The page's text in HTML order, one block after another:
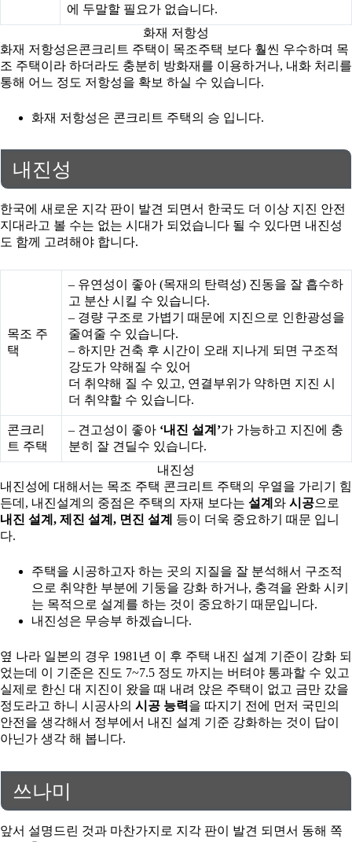
에 두말할 필요가 없습니다.
화재 저항성
화재 저항성은콘크리트 주택이 목조주택 보다 훨씬 우수하며 목
조 주택이라 하더라도 충분히 방화재를 이용하거나, 내화 처리를
통해 어느 정도 저항성을 확보 하실 수 있습니다.
화재 저항성은 콘크리트 주택의 승 입니다.
내진성
한국에 새로운 지각 판이 발견 되면서 한국도 더 이상 지진 안전
지대라고 볼 수는 없는 시대가 되었습니다 될 수 있다면 내진성
도 함께 고려해야 합니다.
목조 주
택
– 유연성이 좋아 (목재의 탄력성) 진동을 잘 흡수하
고 분산 시킬 수 있습니다.
– 경량 구조로 가볍기 때문에 지진으로 인한광성을
줄여줄 수 있습니다.
– 하지만 건축 후 시간이 오래 지나게 되면 구조적
강도가 약해질 수 있어
더 취약해 질 수 있고, 연결부위가 약하면 지진 시
더 취약할 수 있습니다.
콘크리
트 주택
– 견고성이 좋아 ‘내진 설계’가 가능하고 지진에 충
분히 잘 견딜수 있습니다.
내진성
내진성에 대해서는 목조 주택 콘크리트 주택의 우열을 가리기 힘
든데, 내진설계의 중점은 주택의 자재 보다는 설계 와 시공으로
내진 설계, 제진 설계, 면진 설계
등이 더욱 중요하기 때문 입니
다.
주택을 시공하고자 하는 곳의 지질을 잘 분석해서 구조적
으로 취약한 부분에 기둥을 강화 하거나, 충격을 완화 시키
는 목적으로 설계를 하는 것이 중요하기 때문입니다.
내진성은 무승부 하겠습니다.
옆 나라 일본의 경우 1981년 이 후 주택 내진 설계 기준이 강화 되
었는데 이 기준은 진도 7~7.5 정도 까지는 버텨야 통과할 수 있고
실제로 한신 대 지진이 왔을 때 내려 앉은 주택이 없고 금만 갔을
정도라고 하니 시공사의 시공 능력을 따지기 전에 먼저 국민의
안전을 생각해서 정부에서 내진 설계 기준 강화하는 것이 답이
아닌가 생각 해 봅니다.
쓰나미
앞서 설명드린 것과 마찬가지로 지각 판이 발견 되면서 동해 쪽